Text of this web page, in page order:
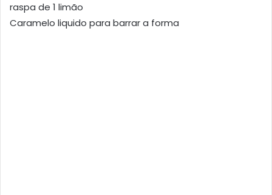
raspa de 1 limão
Caramelo liquido para barrar a forma